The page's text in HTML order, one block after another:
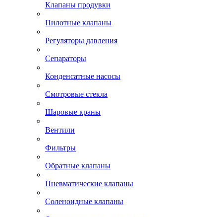
Клапаны продувки
Пилотные клапаны
Регуляторы давления
Сепараторы
Конденсатные насосы
Смотровые стекла
Шаровые краны
Вентили
Фильтры
Обратные клапаны
Пневматические клапаны
Соленоидные клапаны